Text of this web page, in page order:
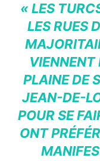
« LES
LES RUES
VIENNENT
PLAINE DE
JEAN-DE-
POUR SE
ONT